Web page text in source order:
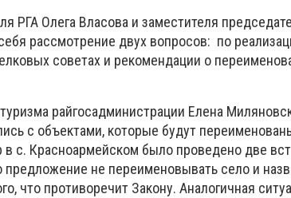
РГА Олега Власова и заместителя
рассмотрение двух вопросов: по
советах и ​​рекомендации о
райгосадминистрации Елена
с объектами, которые будут
с. Красноармейском было проведено две
не переименовывать село и
что противоречит Закону. Аналогичная